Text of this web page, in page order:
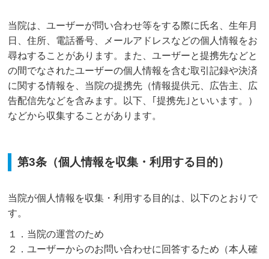
当院は、ユーザーが問い合わせ等をする際に氏名、生年月
日、住所、電話番号、メールアドレスなどの個人情報をお
尋ねすることがあります。また、ユーザーと提携先などと
の間でなされたユーザーの個人情報を含む取引記録や決済
に関する情報を、当院の提携先（情報提供元、広告主、広
告配信先などを含みます。以下、｢提携先｣といいます。）
などから収集することがあります。
第3条（個人情報を収集・利用する目的）
当院が個人情報を収集・利用する目的は、以下のとおりで
す。
１．当院の運営のため
２．ユーザーからのお問い合わせに回答するため（本人確